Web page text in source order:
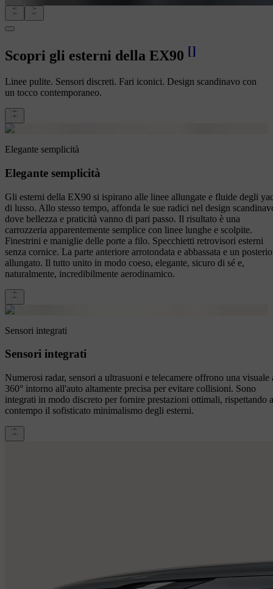
Scopri gli esterni della EX90 []
Linee pulite. Sensori discreti. Fari iconici. Design scandinavo con
un tocco contemporaneo.
Elegante semplicità
Elegante semplicità
Gli esterni della EX90 si ispirano alle linee allungate e fluide degli
di lusso. Allo stesso tempo, affonda le sue radici nel design
dove bellezza e praticità vanno di pari passo. Il risultato è una
carrozzeria apparentemente semplice con linee lunghe e scolpite.
Finestrini e maniglie delle porte a filo. Specchietti retrovisori esterni
senza cornice. La parte anteriore arrotondata e abbassata e un
allungato. Il tutto unito in modo coeso, elegante, sicuro di sé e,
naturalmente, incredibilmente aerodinamico.
Sensori integrati
Sensori integrati
Numerosi radar, sensori a ultrasuoni e telecamere offrono una visuale
360° intorno all'auto altamente precisa per evitare collisioni. Sono
integrati in modo discreto per fornire prestazioni ottimali, rispettando
contempo il sofisticato minimalismo degli esterni.